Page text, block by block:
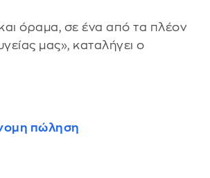
όραμα, σε ένα από τα πλέον
μας», καταλήγει ο
πώληση